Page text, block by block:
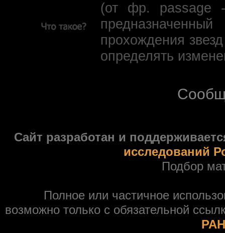
(от фр. passage -
прохождения
определять
Сайт разработан и
исследований
Подбор
Полное или частичное
возможно только с обязательной